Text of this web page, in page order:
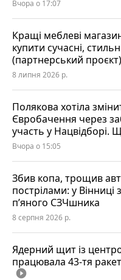
Вчора о 17:07
Кращі меблеві
купити сучасні,
(партнерський проєкт)
8 липня 2026 р.
Полякова хотіла
Євробачення через
участь у Нацвідборі.
Вчора о 15:05
Збив копа, трощив
пострілами: у Вінниці
п’яного СЗЧшника
8 серпня 2026 р.
Ядерний щит із
працювала 43-тя
play_circle_filled